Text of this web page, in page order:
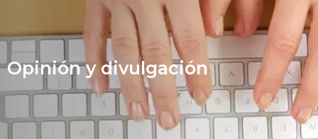
Opinión y divulgación